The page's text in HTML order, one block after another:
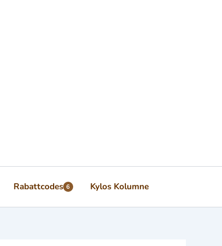
Rabattcodes 6 Kylos Kolumne